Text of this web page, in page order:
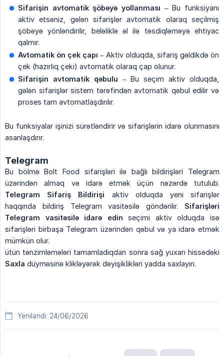
Sifarişin avtomatik şöbəyə yollanması – Bu funksiyanı
aktiv etsəniz, gələn sifarişlər avtomatik olaraq seçilmiş
şöbəyə yönləndirilir, beləliklə əl ilə təsdiqləməyə ehtiyac
qalmır.
Avtomatik ön çek çapı – Aktiv olduqda, sifariş gəldikdə ön
çek (hazırlıq çeki) avtomatik olaraq çap olunur.
Sifarişin avtomatik qəbulu – Bu seçim aktiv olduqda,
gələn sifarişlər sistem tərəfindən avtomatik qəbul edilir və
proses tam avtomatlaşdırılır.
Bu funksiyalar işinizi sürətləndirir və sifarişlərin idarə olunmasını
asanlaşdırır.
Telegram
Bu bölmə Bolt Food sifarişləri ilə bağlı bildirişləri Telegram
üzərindən almaq və idarə etmək üçün nəzərdə tutulub.
Telegram Sifariş Bildirişi aktiv olduqda yeni sifarişlər
haqqında bildiriş Telegram vasitəsilə göndərilir. Sifarişləri
Telegram vasitəsilə idarə edin seçimi aktiv olduqda isə
sifarişləri birbaşa Telegram üzərindən qəbul və ya idarə etmək
mümkün olur.
ütün tənzimləmələri tamamladıqdan sonra sağ yuxarı hissədəki
Saxla düyməsinə klikləyərək dəyişiklikləri yadda saxlayın.
Yeniləndi: 24/06/2026